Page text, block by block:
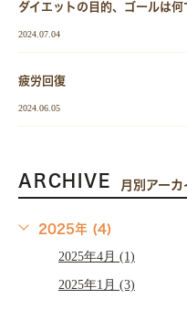
ダイエットの目的、ゴールは何
2024.07.04
疲労回復
2024.06.05
ARCHIVE 月別アーカ
2025年 (4)
2025年4月 (1)
2025年1月 (3)